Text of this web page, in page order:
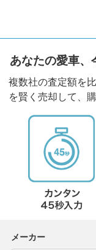
あなたの愛車、
複数社の査定額を
を賢く売却して、
メーカー